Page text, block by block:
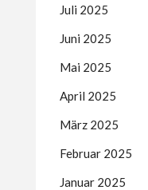
Juli 2025
Juni 2025
Mai 2025
April 2025
März 2025
Februar 2025
Januar 2025